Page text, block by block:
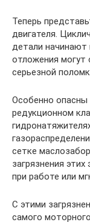
Теперь
двигателя.
детали
отложения могут
серьезной
Особенно опасны
редукционном
сетке
загрязнения
при работе или
С этими
самого